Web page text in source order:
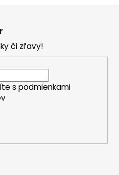
či zľavy!
s podmienkami